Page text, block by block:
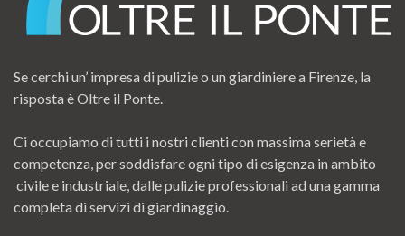
Se cerchi un’ impresa di pulizie o un giardiniere a Firenze, la
risposta è Oltre il Ponte.
Ci occupiamo di tutti i nostri clienti con massima serietà e
competenza, per soddisfare ogni tipo di esigenza in ambito
civile e industriale, dalle pulizie professionali ad una gamma
completa di servizi di giardinaggio.